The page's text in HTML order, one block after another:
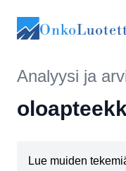
Onko
Analyysi ja
Lue muiden